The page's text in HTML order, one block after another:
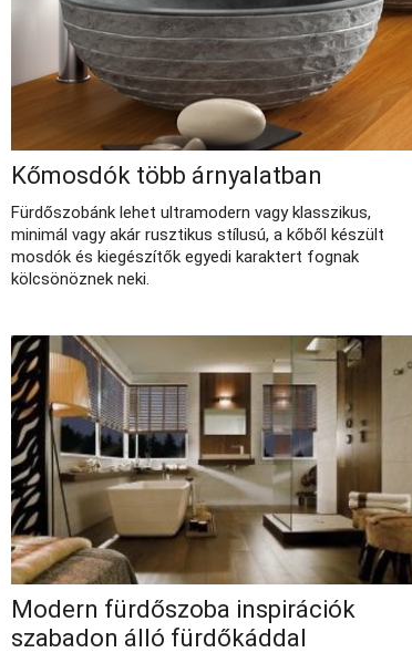
Kőmosdók több árnyalatban
Fürdőszobánk lehet ultramodern vagy klasszikus,
minimál vagy akár rusztikus stílusú, a kőből készült
mosdók és kiegészítők egyedi karaktert fognak
kölcsönöznek neki.
Modern fürdőszoba inspirációk
szabadon álló fürdőkáddal